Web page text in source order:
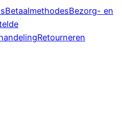
BetaalmethodesBezorg- en
Retourneren